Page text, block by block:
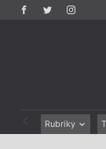
Rubriky